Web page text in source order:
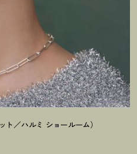
／ハルミ ショールーム）